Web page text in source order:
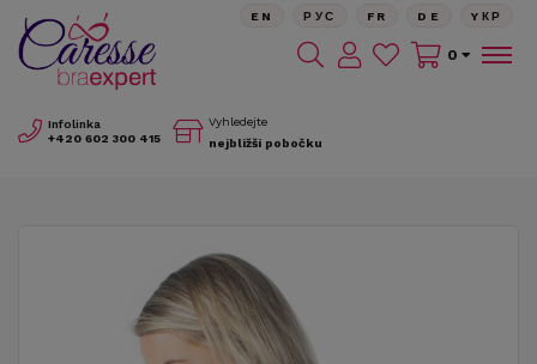
Infolinka
+420 602 300 415
Vyhledejte
nejbližší pobočku
EN РУС FR DE YКР
0